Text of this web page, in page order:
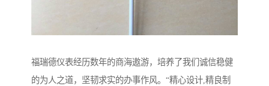
福瑞德仪表经历数年的商海遨游，培养了我们诚信稳健
的为人之道，坚韧求实的办事作风。“精心设计,精良制